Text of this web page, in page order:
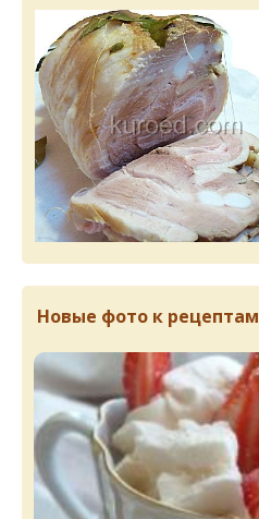
Новые фото к рецептам